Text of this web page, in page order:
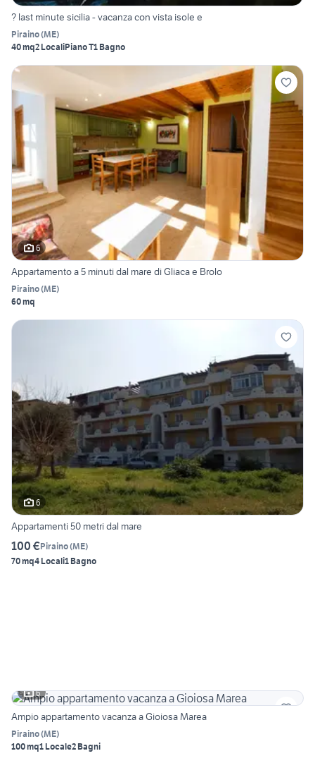
? last minute sicilia - vacanza con vista isole e
Piraino(ME)
40 mq2 LocaliPiano T1 Bagno
6
Appartamento a 5 minuti dal mare di Gliaca e Brolo
Piraino(ME)
60 mq
6
Appartamenti 50 metri dal mare
100 €Piraino(ME)
70 mq4 Locali1 Bagno
6
Ampio appartamento vacanza a Gioiosa Marea
Piraino(ME)
100 mq1 Locale2 Bagni